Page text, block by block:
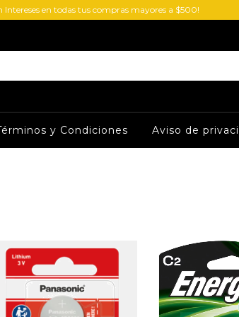
Intereses en todas tus compras mayores a $500!
y Condiciones Aviso de